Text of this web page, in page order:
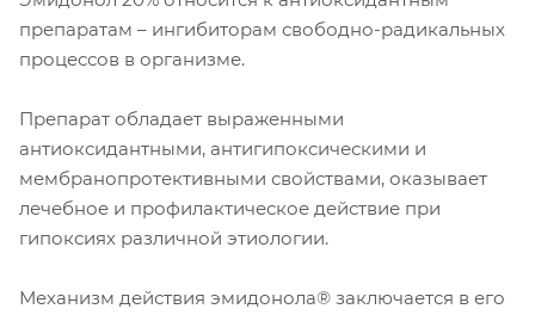
препаратам – ингибиторам свободно-радикальных
процессов в организме.
Препарат обладает выраженными
антиоксидантными, антигипоксическими и
мембранопротективными свойствами, оказывает
лечебное и профилактическое действие при
гипоксиях различной этиологии.
Механизм действия эмидонола® заключается в его